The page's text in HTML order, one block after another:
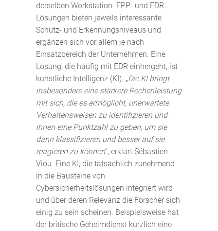
derselben Workstation. EPP- und EDR-
Lösungen bieten jeweils interessante
Schutz- und Erkennungsniveaus und
ergänzen sich vor allem je nach
Einsatzbereich der Unternehmen. Eine
Lösung, die häufig mit EDR einhergeht, ist
künstliche Intelligenz (KI). „Die KI bringt
insbesondere eine stärkere Rechenleistung
mit sich, die es ermöglicht, unerwartete
Verhaltensweisen zu identifizieren und
ihnen eine Punktzahl zu geben, um sie
dann klassifizieren und besser auf sie
reagieren zu können“, erklärt Sébastien
Viou. Eine KI, die tatsächlich zunehmend
in die Bausteine von
Cybersicherheitslösungen integriert wird
und über deren Relevanz die Forscher sich
einig zu sein scheinen. Beispielsweise hat
der britische Geheimdienst kürzlich eine